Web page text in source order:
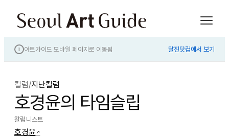
i 아트가이드 모바일 페이지로 이동됨 달진닷컴에서 보기
칼럼/지난칼럼
호경윤의 타임슬립
칼럼니스트
호경윤↗